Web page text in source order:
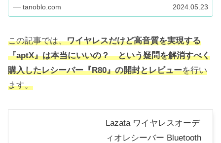
tanoblo.com 2024.05.23
この記事では、ワイヤレスだけど高音質を実現する
『aptX』は本当にいいの？ という疑問を解消すべく
購入したレシーバー『R80』の開封とレビューを行い
ます。
Lazata ワイヤレスオーデ
ィオレシーバー Bluetooth